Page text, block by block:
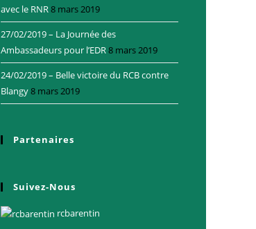
avec le RNR8 mars 2019
27/02/2019 – La Journée des
Ambassadeurs pour l’EDR8 mars 2019
24/02/2019 – Belle victoire du RCB contre
Blangy8 mars 2019
Partenaires
Suivez-Nous
rcbarentin